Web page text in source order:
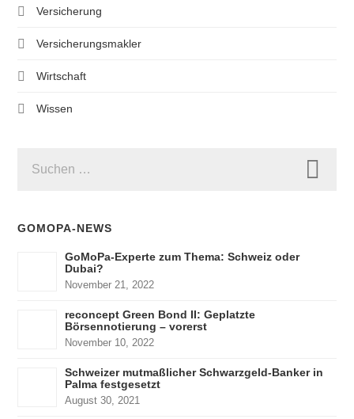
Versicherung
Versicherungsmakler
Wirtschaft
Wissen
NACH:
GOMOPA-NEWS
GoMoPa-Experte zum Thema: Schweiz oder
Dubai?
November 21, 2022
reconcept Green Bond II: Geplatzte
Börsennotierung – vorerst
November 10, 2022
Schweizer mutmaßlicher Schwarzgeld-Banker in
Palma festgesetzt
August 30, 2021